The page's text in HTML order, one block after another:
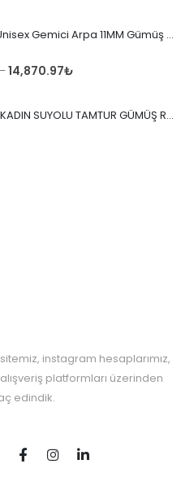
Omar Silver Unisex Gemici Arpa 11MM Gümüş Kolye Zincir
–14,870.97₺
OMAR SİLVER KADIN SUYOLU TAMTUR GÜMÜŞ ROSE YÜZÜK SU YOLU TAMTUR YÜZÜK Omr8149
instagram hesaplarımız,
platformları üzerinden
edindik.